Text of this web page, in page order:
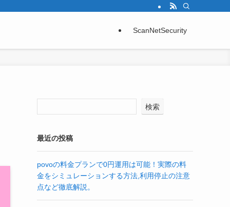
ScanNetSecurity
検索
最近の投稿
povoの料金プランで0円運用は可能！実際の料
金をシミュレーションする方法,利用停止の注意
点など徹底解説。